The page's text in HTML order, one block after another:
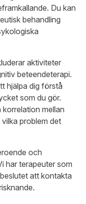
Du kan
behandling
aktiviteter
beteendeterapi.
hjälpa dig förstå
som du gör.
mellan
problem det
och
har terapeuter som
att kontakta